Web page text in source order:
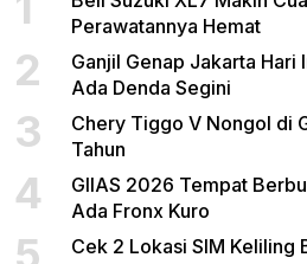
Perawatannya Hemat
2
Ganjil Genap Jakarta
Ada Denda Segini
3
Chery Tiggo V Nongol di
Tahun
4
GIIAS 2026 Tempat
Ada Fronx Kuro
Cek 2 Lokasi SIM Keliling